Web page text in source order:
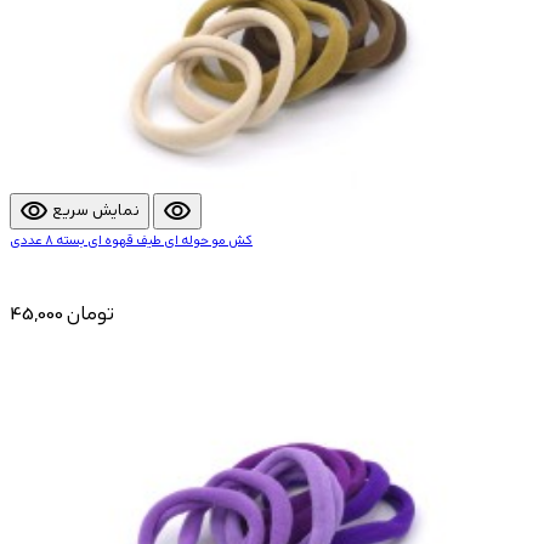
visibility نمایش سریع visibility
کش مو حوله ای طیف قهوه ای بسته 8 عددی
45,000 تومان